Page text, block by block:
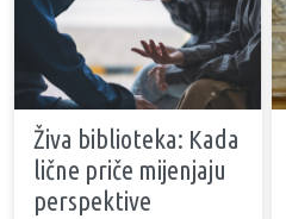
Živa biblioteka: Kada
lične priče mijenjaju
perspektive